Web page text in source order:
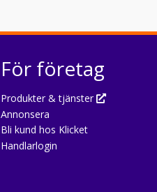
För företag
Produkter & tjänster
Annonsera
Bli kund hos Klicket
Handlarlogin